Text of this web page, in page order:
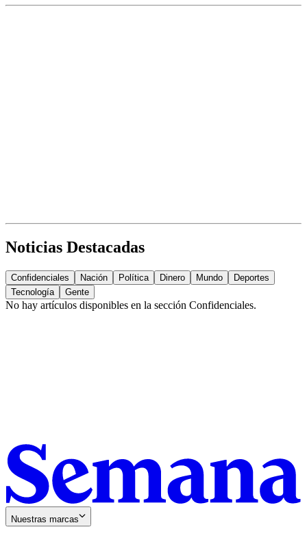
Noticias Destacadas
Confidenciales Nación Política Dinero Mundo
Deportes
Tecnología
Gente
No hay artículos disponibles en la sección Confidenciales.
Nuestras marcas